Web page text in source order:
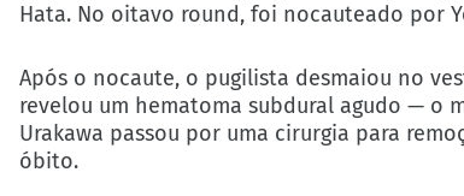
Hata. No oitavo round, foi nocauteado por
Após o nocaute, o pugilista desmaiou no
revelou um hematoma subdural agudo — o
Urakawa passou por uma cirurgia para
óbito.